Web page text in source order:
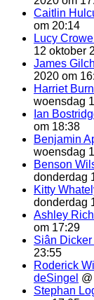
Caitlin
om 20:14
Lucy
12 oktober
James
2020 om
Harriet
woensdag
Ian
om 18:38
Benjamin
woensdag
Benson
donderdag
Kitty
donderdag
Ashley
om 17:29
Siân
23:55
Roderick
deSingel
Stephan